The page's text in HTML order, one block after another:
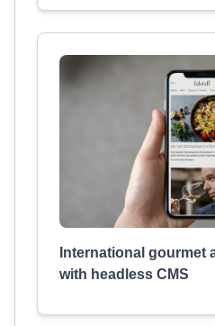
International gourmet
with headless CMS